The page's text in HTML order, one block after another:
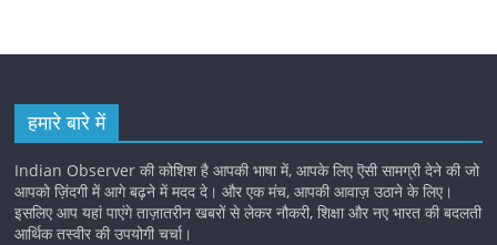
हमारे बारे में
Indian Observer की कोशिश है आपकी भाषा में, आपके लिए ऎसी सामग्री देने की जो
आपको ज़िंदगी में आगे बढ़ने में मदद दे। और एक मंच, आपकी आवाज़ उठाने के लिए।
इसलिए आप यहां पाएंगे ताज़ातरीन खबरों से लेकर नौकरी, शिक्षा और नए भारत की बदलती
आर्थिक तस्वीर की उपयोगी चर्चा।